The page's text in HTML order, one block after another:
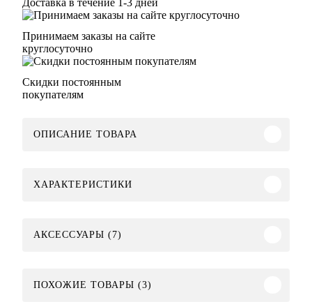
Принимаем заказы на сайте
круглосуточно
Скидки постоянным
покупателям
ОПИСАНИЕ ТОВАРА
ХАРАКТЕРИСТИКИ
АКСЕССУАРЫ (7)
ПОХОЖИЕ ТОВАРЫ (3)